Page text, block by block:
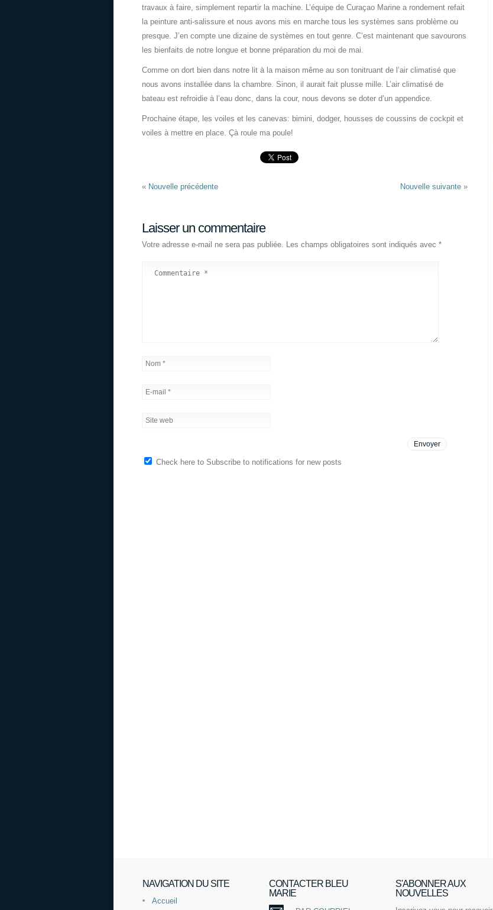
travaux à faire, simplement repartir la machine. L’équipe de Curaçao Marine a rondement refait
la peinture anti-salissure et nous avons mis en marche tous les systèmes sans problème ou
presque. J’en compte une dizaine de systèmes en tout genre. C’est maintenant que savourons
les bienfaits de notre longue et bonne préparation du moi de mai.
Comme on dort bien dans notre lit à la maison même au son tonitruant de l’air climatisé que
nous avons installée dans la chambre. Sinon, il aurait fait plusse mille. L’air climatisé de
bateau est refroidie à l’eau donc, dans la cour, nous devons se doter d’un appendice.
Prochaine étape, les voiles et les canevas: bimini, dodger, housses de coussins de cockpit et
voiles à mettre en place. Çà roule ma poule!
« Nouvelle précédente Nouvelle suivante »
Laisser un commentaire
Votre adresse e-mail ne sera pas publiée. Les champs obligatoires sont indiqués avec *
Check here to Subscribe to notifications for new posts
NAVIGATION DU SITE
Accueil
CONTACTER BLEU
MARIE
S'ABONNER AUX
NOUVELLES